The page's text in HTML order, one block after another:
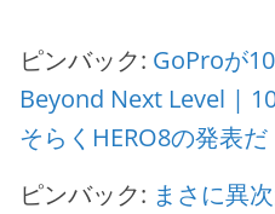
ピンバック: GoProが
Beyond Next Level |
そらくHERO8の発表
ピンバック: まさに異